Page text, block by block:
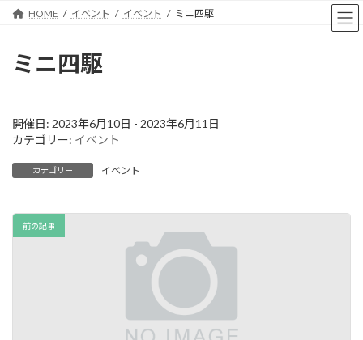
HOME イベント イベント ミニ四駆
ミニ四駆
開催日: 2023年6月10日 - 2023年6月11日
カテゴリー: イベント
カテゴリー イベント
前の記事